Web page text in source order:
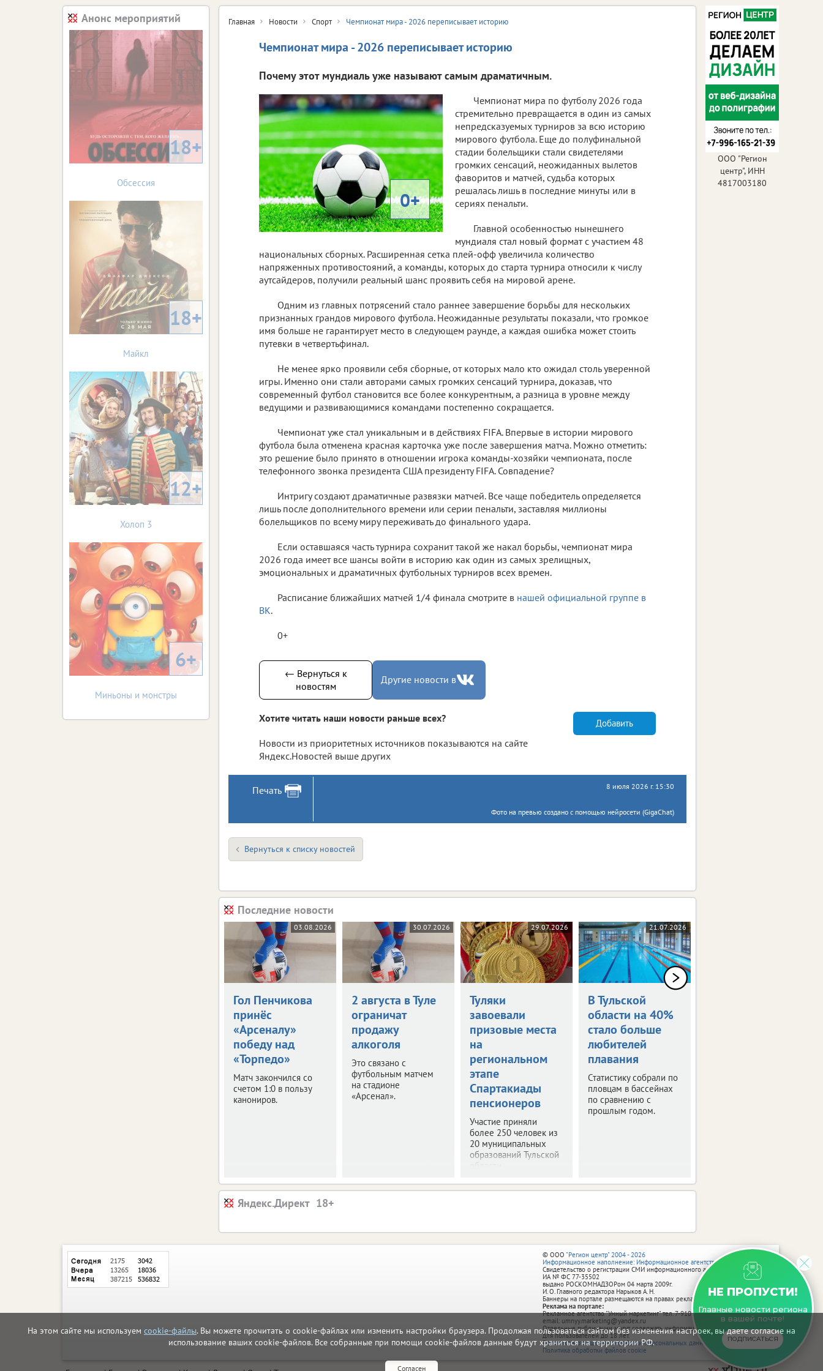
На этом сайте мы используем cookie-файлы. Вы можете прочитать о cookie-файлах или изменить настройки браузера. Продолжая пользоваться сайтом без изменения настроек, вы даете согласие на
использование ваших cookie-файлов. Все собранные при помощи cookie-файлов данные будут храниться на территории РФ.
Согласен
Главная Новости Спорт Чемпионат мира - 2026 переписывает историю
Чемпионат мира - 2026 переписывает историю
Почему этот мундиаль уже называют самым драматичным.
0+
Чемпионат мира по футболу 2026 года
стремительно превращается в один из самых
непредсказуемых турниров за всю историю
мирового футбола. Еще до полуфинальной
стадии болельщики стали свидетелями
громких сенсаций, неожиданных вылетов
фаворитов и матчей, судьба которых
решалась лишь в последние минуты или в
сериях пенальти.
Главной особенностью нынешнего
мундиаля стал новый формат с участием 48
национальных сборных. Расширенная сетка плей-офф увеличила количество
напряженных противостояний, а команды, которых до старта турнира относили к числу
аутсайдеров, получили реальный шанс проявить себя на мировой арене.
Одним из главных потрясений стало раннее завершение борьбы для нескольких
признанных грандов мирового футбола. Неожиданные результаты показали, что громкое
имя больше не гарантирует место в следующем раунде, а каждая ошибка может стоить
путевки в четвертьфинал.
Не менее ярко проявили себя сборные, от которых мало кто ожидал столь уверенной
игры. Именно они стали авторами самых громких сенсаций турнира, доказав, что
современный футбол становится все более конкурентным, а разница в уровне между
ведущими и развивающимися командами постепенно сокращается.
Чемпионат уже стал уникальным и в действиях FIFA. Впервые в истории мирового
футбола была отменена красная карточка уже после завершения матча. Можно отметить:
это решение было принято в отношении игрока команды-хозяйки чемпионата, после
телефонного звонка президента США президенту FIFA. Совпадение?
Интригу создают драматичные развязки матчей. Все чаще победитель определяется
лишь после дополнительного времени или серии пенальти, заставляя миллионы
болельщиков по всему миру переживать до финального удара.
Если оставшаяся часть турнира сохранит такой же накал борьбы, чемпионат мира
2026 года имеет все шансы войти в историю как один из самых зрелищных,
эмоциональных и драматичных футбольных турниров всех времен.
Расписание ближайших матчей 1/4 финала смотрите в нашей официальной группе в
ВК.
0+
← Вернуться к
новостям
Другие новости в
Хотите читать наши новости раньше всех?
Новости из приоритетных источников показываются на сайте
Яндекс.Новостей выше других
Добавить
Печать 8 июля 2026 г. 15:30
Фото на превью создано с помощью нейросети (GigaChat)
Вернуться к списку новостей
Последние новости
03.08.2026
Гол Пенчикова
принёс
«Арсеналу»
победу над
«Торпедо»
Матч закончился со
счетом 1:0 в пользу
канониров.
30.07.2026
2 августа в Туле
ограничат
продажу
алкоголя
Это связано с
футбольным матчем
на стадионе
«Арсенал».
29.07.2026
Туляки
завоевали
призовые места
на
региональном
этапе
Спартакиады
пенсионеров
Участие приняли
более 250 человек из
20 муниципальных
образований Тульской
области.
21.07.2026
В Тульской
области на 40%
стало больше
любителей
плавания
Статистику собрали по
пловцам в бассейнах
по сравнению с
прошлым годом.
Яндекс.Директ
Анонс мероприятий
18+
Обсессия
18+
Майкл
12+
Холоп 3
6+
Миньоны и монстры
ООО "Регион
центр", ИНН
4817003180
НЕ ПРОПУСТИ!
Главные новости региона
в вашей почте!
ПОДПИСАТЬСЯ
© ООО "Регион центр" 2004 - 2026
Информационное наполнение: Информационное агентство vRossii.ru
Свидетельство о регистрации СМИ информационного агентства vRossii.ru
ИА № ФС 77‑35502
выдано РОСКОМНАДЗОРом 04 марта 2009г.
И. О. Главного редактора Нарыков А. Н.
Баннеры на портале размещаются на правах рекламы.
Реклама на портале:
Рекламное агентство "Умный маркетинг" тел. 7-910-267-70-40,
email: umnyy.marketing@yandex.ru
Отдельные публикации могут содержать информацию, не предназначенную
для пользователей до 18 лет.
Политика в отношении обработки персональных данных
Политика обработки файлов cookie